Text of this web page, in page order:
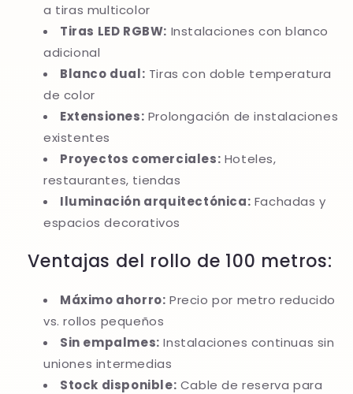
a tiras multicolor
Tiras LED RGBW: Instalaciones con blanco
adicional
Blanco dual: Tiras con doble temperatura
de color
Extensiones: Prolongación de instalaciones
existentes
Proyectos comerciales: Hoteles,
restaurantes, tiendas
Iluminación arquitectónica: Fachadas y
espacios decorativos
Ventajas del rollo de 100 metros:
Máximo ahorro: Precio por metro reducido
vs. rollos pequeños
Sin empalmes: Instalaciones continuas sin
uniones intermedias
Stock disponible: Cable de reserva para